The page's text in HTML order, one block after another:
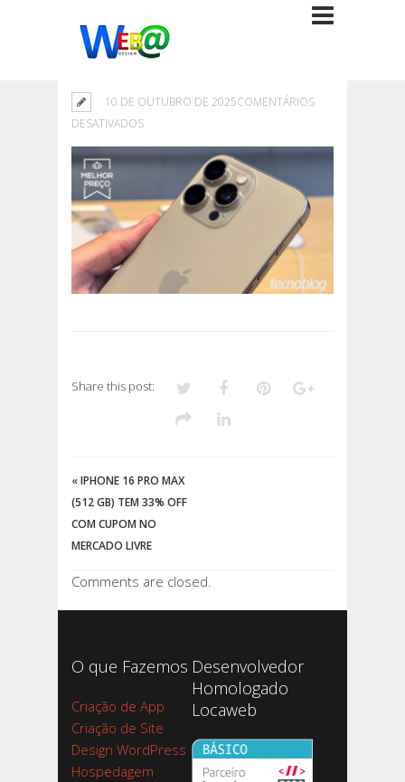
10 DE OUTUBRO DE 2025COMENTÁRIOS
DESATIVADOSEM
Share this post:
«IPHONE 16 PRO MAX
(512 GB) TEM 33% OFF
COM CUPOM NO
MERCADO LIVRE
Comments are closed.
O que Fazemos
Criação de App
Criação de Site
Design WordPress
Hospedagem
Desenvolvedor
Homologado
Locaweb